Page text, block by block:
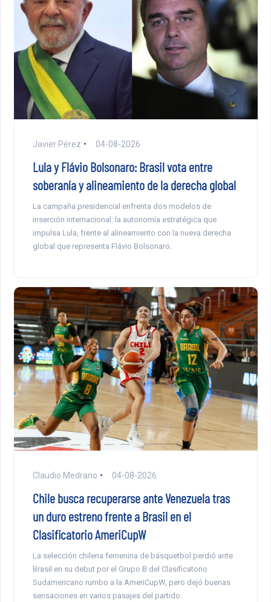
Javier Pérez 04-08-2026
Lula y Flávio Bolsonaro: Brasil vota entre
soberanía y alineamiento de la derecha global
La campaña presidencial enfrenta dos modelos de
inserción internacional: la autonomía estratégica que
impulsa Lula, frente al alineamiento con la nueva derecha
global que representa Flávio Bolsonaro.
Claudio Medrano 04-08-2026
Chile busca recuperarse ante Venezuela tras
un duro estreno frente a Brasil en el
Clasificatorio AmeriCupW
La selección chilena femenina de básquetbol perdió ante
Brasil en su debut por el Grupo B del Clasificatorio
Sudamericano rumbo a la AmeriCupW, pero dejó buenas
sensaciones en varios pasajes del partido.